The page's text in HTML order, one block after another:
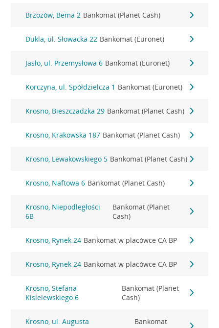
Brzozów, Bema 2 Bankomat (Planet Cash)
Dukla, ul. Słowacka 22 Bankomat (Euronet)
Jasło, ul. Przemysłowa 6 Bankomat (Euronet)
Korczyna, ul. Spółdzielcza 1 Bankomat (Euronet)
Krosno, Bieszczadzka 29 Bankomat (Planet Cash)
Krosno, Krakowska 187 Bankomat (Planet Cash)
Krosno, Lewakowskiego 5 Bankomat (Planet Cash)
Krosno, Naftowa 6 Bankomat (Planet Cash)
Krosno, Niepodległości
6B
Bankomat (Planet
Cash)
Krosno, Rynek 24 Bankomat w placówce CA BP
Krosno, Rynek 24 Bankomat w placówce CA BP
Krosno, Stefana
Kisielewskiego 6
Bankomat (Planet
Cash)
Krosno, ul. Augusta
Bankomat